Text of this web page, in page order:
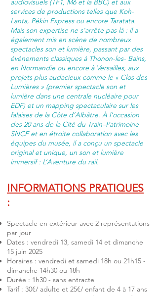
audiovisuels (TF1, M6 et la BBC) et aux
services de productions telles que Koh-
Lanta, Pékin Express ou encore Taratata.
Mais son expertise ne s’arrête pas là : il a
également mis en scène de nombreux
spectacles son et lumière, passant par des
événements classiques à Thonon-les- Bains,
en Normandie ou encore à Versailles, aux
projets plus audacieux comme le « Clos des
Lumières » (premier spectacle son et
lumière dans une centrale nucléaire pour
EDF) et un mapping spectaculaire sur les
falaises de la Côte d’Albâtre. À l’occasion
des 20 ans de la Cité du Train–Patrimoine
SNCF et en étroite collaboration avec les
équipes du musée, il a conçu un spectacle
original et unique, un son et lumière
immersif : L’Aventure du rail.
INFORMATIONS PRATIQUES
:
Spectacle en extérieur avec 2 représentations
par jour
Dates : vendredi 13, samedi 14 et dimanche
15 juin 2025
Horaires : vendredi et samedi 18h ou 21h15 -
dimanche 14h30 ou 18h
Durée : 1h30 - sans entracte
Tarif : 30€/ adulte et 25€/ enfant de 4 à 17 ans